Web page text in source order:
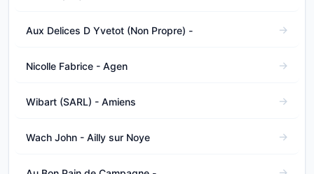
Aux Delices D Yvetot (Non Propre) -
Nicolle Fabrice - Agen
Wibart (SARL) - Amiens
Wach John - Ailly sur Noye